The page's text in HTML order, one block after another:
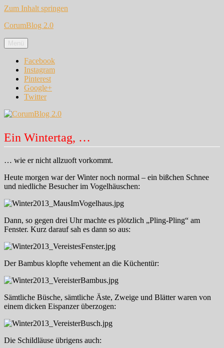
Zum Inhalt springen
CorumBlog 2.0
Menü
Facebook
Instagram
Pinterest
Google+
Twitter
Ein Wintertag, …
… wie er nicht allzuoft vorkommt.
Heute morgen war der Winter noch normal – ein bißchen Schnee
und niedliche Besucher im Vogelhäuschen:
Dann, so gegen drei Uhr machte es plötzlich „Pling-Pling“ am
Fenster. Kurz darauf sah es dann so aus:
Der Bambus klopfte vehement an die Küchentür:
Sämtliche Büsche, sämtliche Äste, Zweige und Blätter waren von
einem dicken Eispanzer überzogen:
Die Schildläuse übrigens auch: